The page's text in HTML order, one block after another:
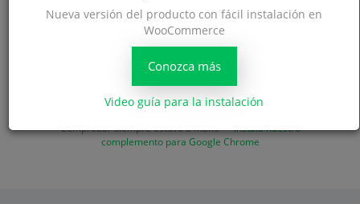
Comprueba si las imágenes están
comprimidas en tu sitio
Comprobar siempre estuvo a mano —instala nuestro
complemento para Google Chrome
Nueva versión del producto con fácil instalación en
WooCommerce
Conozca más
Video guía para la instalación